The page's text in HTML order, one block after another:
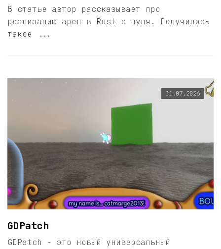
В статье автор рассказывает про
реализацию арен в Rust с нуля. Получилось
такое ...
31.07.2026
GDPatch
GDPatch - это новый универсальный